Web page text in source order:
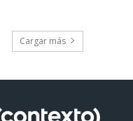
Cargar más